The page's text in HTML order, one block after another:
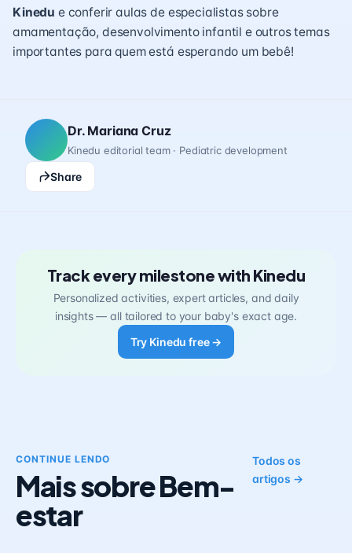
Kinedu e conferir aulas de especialistas sobre
amamentação, desenvolvimento infantil e outros temas
importantes para quem está esperando um bebê!
Dr. Mariana Cruz
Kinedu editorial team · Pediatric development
Share
Track every milestone with Kinedu
Personalized activities, expert articles, and daily
insights — all tailored to your baby's exact age.
Try Kinedu free →
CONTINUE LENDO
Mais sobre Bem-
estar
Todos os
artigos →